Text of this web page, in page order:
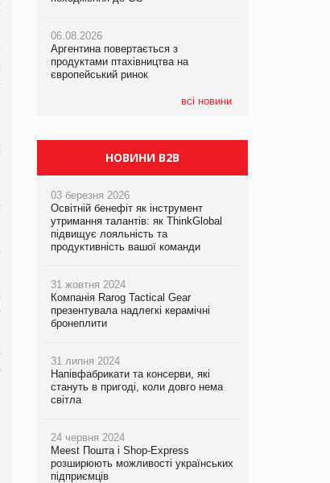
06.08.2026
Аргентина повертається з
продуктами птахівництва на
європейський ринок
всі новини
06.08.2026
Аргентина повертається з
продуктами птахівництва на
європейський ринок
06.08.2026
Аргентина повертається з
продуктами птахівництва на
європейський ринок
НОВИНИ B2B
03 березня 2026
Освітній бенефіт як інструмент
утримання талантів: як ThinkGlobal
підвищує лояльність та
продуктивність вашої команди
31 жовтня 2024
Компанія Rarog Tactical Gear
презентувала надлегкі керамічні
бронеплити
31 липня 2024
Напівфабрикати та консерви, які
стануть в пригоді, коли довго нема
світла
24 червня 2024
Meest Пошта і Shop-Express
розширюють можливості українських
підприємців